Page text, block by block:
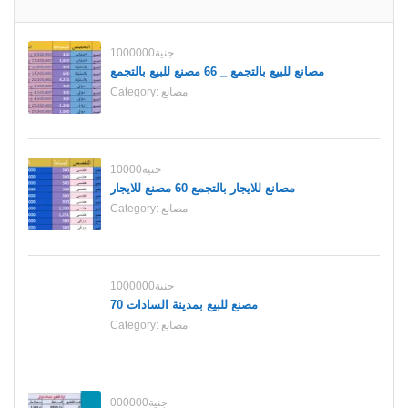
1000000جنية
مصانع للبيع بالتجمع _ 66 مصنع للبيع بالتجمع
Category: مصانع
10000جنية
مصانع للايجار بالتجمع 60 مصنع للايجار
Category: مصانع
1000000جنية
70 مصنع للبيع بمدينة السادات
Category: مصانع
000000جنية